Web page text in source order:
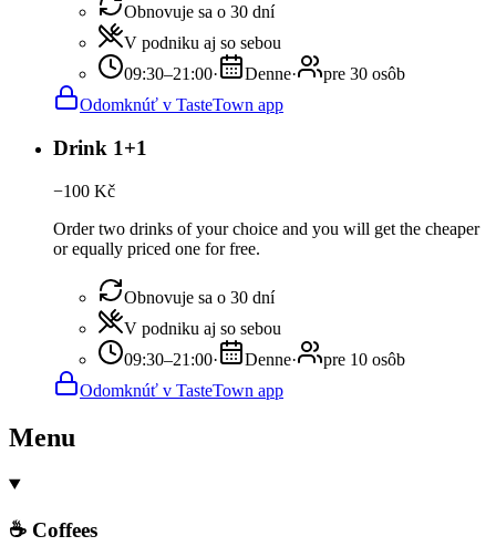
Obnovuje sa o 30 dní
V podniku aj so sebou
09:30–21:00· Denne·
pre 30 osôb
Odomknúť v TasteTown app
Drink 1+1
−100 Kč
Order two drinks of your choice and you will get the cheaper
or equally priced one for free.
Obnovuje sa o 30 dní
V podniku aj so sebou
09:30–21:00· Denne·
pre 10 osôb
Odomknúť v TasteTown app
Menu
☕ Coffees